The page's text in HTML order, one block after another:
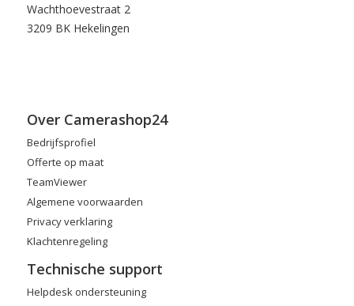
Wachthoevestraat 2
3209 BK Hekelingen
Over Camerashop24
Bedrijfsprofiel
Offerte op maat
TeamViewer
Algemene voorwaarden
Privacy verklaring
Klachtenregeling
Technische support
Helpdesk ondersteuning